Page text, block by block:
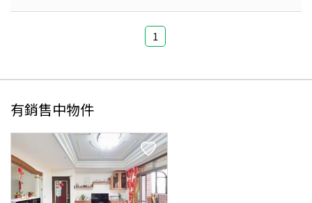
1
有銷售中物件